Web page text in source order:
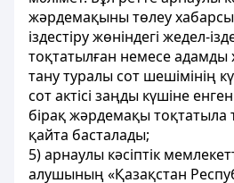
жәрдемақыны төлеу
іздестіру жөніндегі жедел-
тоқтатылған немесе адамды
тану туралы сот шешімінің
сот актісі заңды күшіне
бірақ жәрдемақы тоқтатыла
қайта басталады;
5) арнаулы кәсіптік
алушының «Қазақстан